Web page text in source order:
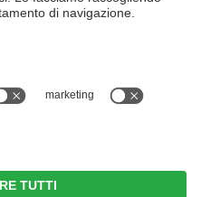
di verificare chiedendo
all'organizzatore.
|Impostazioni cookie individuali